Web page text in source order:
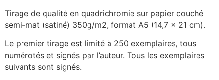
Tirage de qualité en quadrichromie sur papier couché
semi-mat (satiné) 350g/m2, format A5 (14,7 x 21 cm).
Le premier tirage est limité à 250 exemplaires, tous
numérotés et signés par l’auteur. Tous les exemplaires
suivants sont signés.